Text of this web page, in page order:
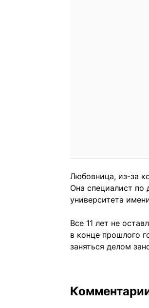
Любовница, из-за
Она специалист по
университета
Все 11 лет не
в конце прошлого
заняться делом